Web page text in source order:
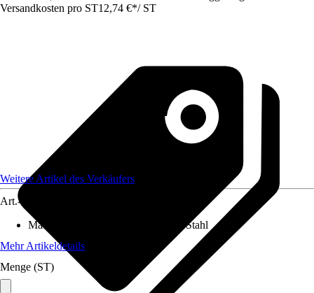
Versandkosten pro ST12,74 €*/ ST
Weitere Artikel des Verkäufers
Art.-Nr.
Material Klinge
Chrom-Vanadium-Stahl
Mehr Artikeldetails
Menge (ST)